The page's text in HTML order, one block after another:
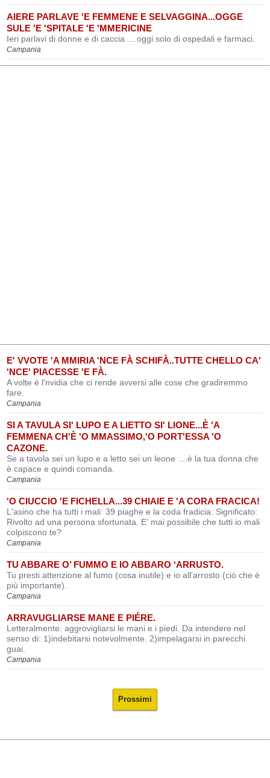
AIERE PARLAVE 'E FEMMENE E SELVAGGINA...OGGE
SULE 'E 'SPITALE 'E 'MMERICINE
Ieri parlavi di donne e di caccia ....oggi solo di ospedali e farmaci.
Campania
E' VVOTE 'A MMIRIA 'NCE FÀ SCHIFÀ..TUTTE CHELLO CA'
'NCE' PIACESSE 'E FÀ.
A volte è l'nvidia che ci rende avversi alle cose che gradiremmo
fare.
Campania
SI A TAVULA SI' LUPO E A LIETTO SI' LIONE...È 'A
FEMMENA CH'È 'O MMASSIMO,'O PORT'ESSA 'O
CAZONE.
Se a tavola sei un lupo e a letto sei un leone ....è la tua donna che
è capace e quindi comanda.
Campania
'O CIUCCIO 'E FICHELLA...39 CHIAIE E 'A CORA FRACICA!
L'asino che ha tutti i mali: 39 piaghe e la coda fradicia. Significato:
Rivolto ad una persona sfortunata. E' mai possibile che tutti io mali
colpiscono te?
Campania
TU ABBARE O’ FUMMO E IO ABBARO ‘ARRUSTO.
Tu presti attenzione al fumo (cosa inutile) e io all'arrosto (ciò che è
più importante).
Campania
ARRAVUGLIARSE MANE E PIÉRE.
Letteralmente: aggrovigliarsi le mani e i piedi. Da intendere nel
senso di: 1)indebitarsi notevolmente. 2)impelagarsi in parecchi
guai.
Campania
Prossimi